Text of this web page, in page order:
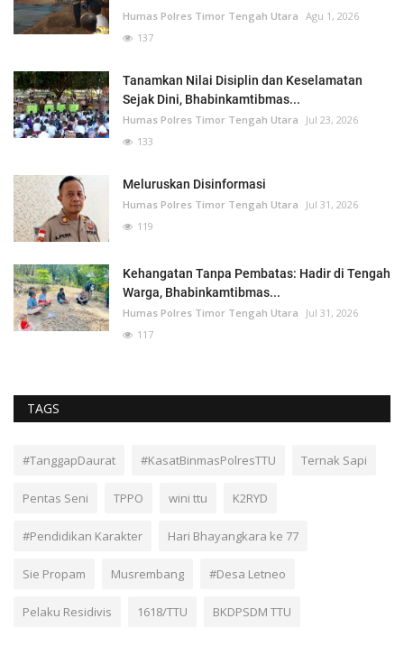
Humas Polres Timor Tengah Utara Agu 1, 2026
137
Tanamkan Nilai Disiplin dan Keselamatan
Sejak Dini, Bhabinkamtibmas...
Humas Polres Timor Tengah Utara
Jul 23, 2026
133
Meluruskan Disinformasi
Humas Polres Timor Tengah Utara
Jul 31, 2026
119
Kehangatan Tanpa Pembatas: Hadir di Tengah
Warga, Bhabinkamtibmas...
Humas Polres Timor Tengah Utara
Jul 31, 2026
117
TAGS
#TanggapDaurat #KasatBinmasPolresTTU Ternak Sapi
Pentas Seni TPPO wini ttu K2RYD
#Pendidikan Karakter Hari Bhayangkara ke 77
Sie Propam Musrembang #Desa Letneo
Pelaku Residivis 1618/TTU BKDPSDM TTU